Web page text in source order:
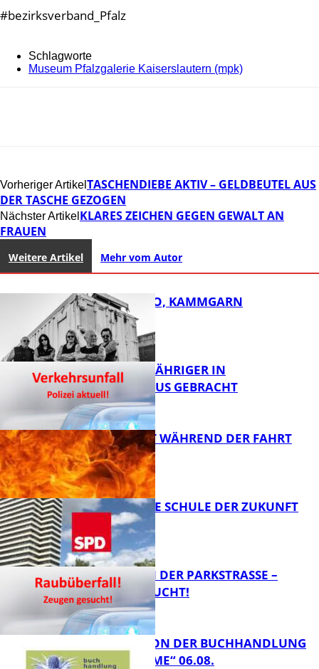
#bezirksverband_Pfalz
Schlagworte
Museum Pfalzgalerie Kaiserslautern (mpk)
Vorheriger Artikel TASCHENDIEBE AKTIV – GELDBEUTEL AUS
DER TASCHE GEZOGEN
Nächster Artikel KLARES ZEICHEN GEGEN GEWALT AN
FRAUEN
Weitere Artikel Mehr vom Autor
ROSE TATTOO, KAMMGARN
FB News
UNFALL: 58-JÄHRIGER IN
KRANKENHAUS GEBRACHT
FB News
AUTO FÄNGT WÄHREND DER FAHRT
FEUER
WIE SIEHT DIE SCHULE DER ZUKUNFT
AUS?
ÜBERFALL IN DER PARKSTRASSE – Z
EUGEN GESUCHT!
LESETIPPS VON DER BUCHHANDLUNG
„BLAUE BLUME“ 06.08.